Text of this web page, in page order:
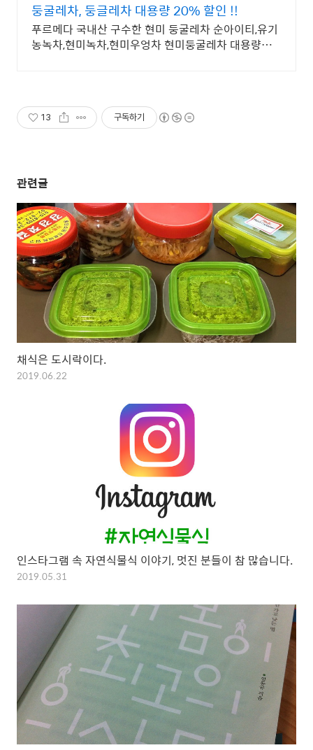
둥굴레차, 둥글레차 대용량 20% 할인 !!
푸르메다 국내산 구수한 현미 둥굴레차 순아이티,유기
농녹차,현미녹차,현미우엉차 현미둥굴레차 대용량주
13 구독하기
관련글
채식은 도시락이다.
2019.06.22
인스타그램 속 자연식물식 이야기, 멋진 분들이 참 많습니다.
2019.05.31